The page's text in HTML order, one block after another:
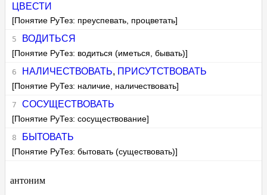
ЦВЕСТИ
[Понятие РуТез: преуспевать, процветать]
ВОДИТЬСЯ
[Понятие РуТез: водиться (иметься, бывать)]
НАЛИЧЕСТВОВАТЬ, ПРИСУТСТВОВАТЬ
[Понятие РуТез: наличие, наличествовать]
СОСУЩЕСТВОВАТЬ
[Понятие РуТез: сосуществование]
БЫТОВАТЬ
[Понятие РуТез: бытовать (существовать)]
антоним